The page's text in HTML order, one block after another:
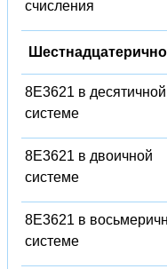
счисления
8E3621 в десятичной
системе
8E3621 в двоичной
системе
8E3621 в
системе